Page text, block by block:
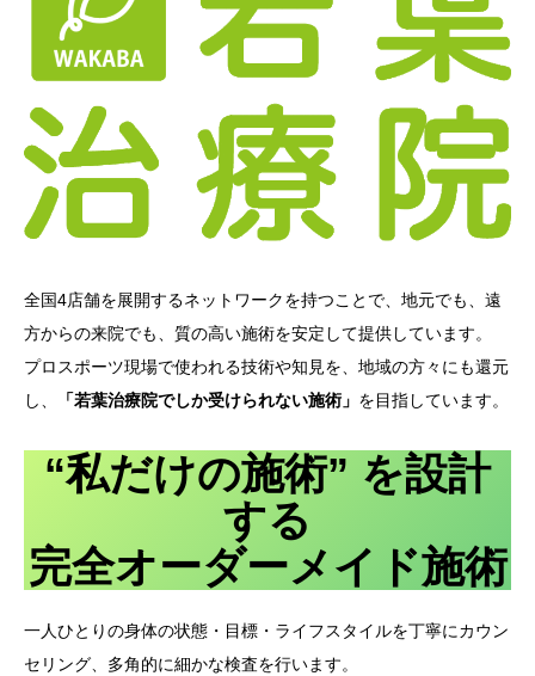
全国4店舗を展開するネットワークを持つことで、地元でも、遠
方からの来院でも、質の高い施術を安定して提供しています。
プロスポーツ現場で使われる技術や知見を、地域の方々にも還元
し、
「若葉治療院でしか受けられない施術」 を目指しています。
“私だけの施術” を設計
する
完全オーダーメイド施術
一人ひとりの身体の状態・目標・ライフスタイルを丁寧にカウン
セリング、多角的に細かな検査を行います。